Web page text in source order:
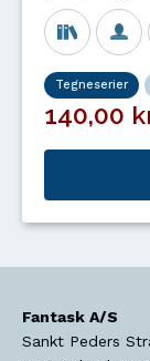
Tegneserier
140,00
Fantask A/S
Sankt Peders